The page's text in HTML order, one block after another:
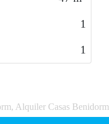
1
1
Alquiler Casas Benidorm